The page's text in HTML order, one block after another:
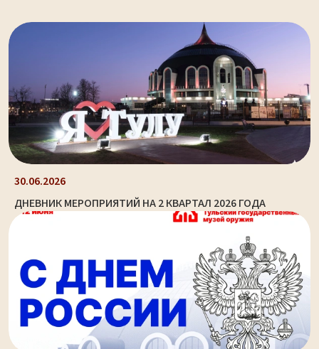
30.06.2026
ДНЕВНИК МЕРОПРИЯТИЙ НА 2 КВАРТАЛ 2026 ГОДА